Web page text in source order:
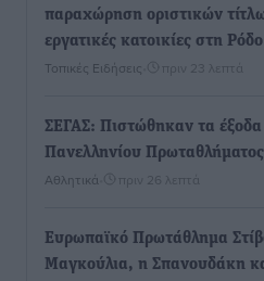
παραχώρηση οριστικών
εργατικές κατοικίες στη Ρόδο
Τοπικές Ειδήσεις πριν 23 λεπτά
ΣΕΓΑΣ: Πιστώθηκαν τα
Πανελληνίου
Αθλητικά πριν 26 λεπτά
Ευρωπαϊκό Πρωτάθλημα
Μαγκούλια, η Σπανουδάκη